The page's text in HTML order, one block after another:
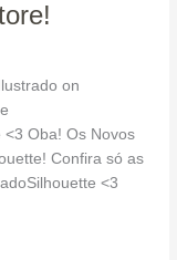
on
Oba! Os Novos
Confira só as
<3